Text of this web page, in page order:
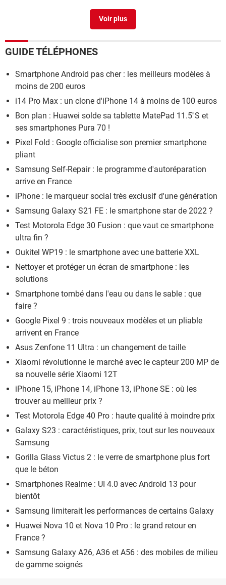
GUIDE TÉLÉPHONES
Smartphone Android pas cher : les meilleurs modèles à
moins de 200 euros
i14 Pro Max : un clone d'iPhone 14 à moins de 100 euros
Bon plan : Huawei solde sa tablette MatePad 11.5''S et
ses smartphones Pura 70 !
Pixel Fold : Google officialise son premier smartphone
pliant
Samsung Self-Repair : le programme d'autoréparation
arrive en France
iPhone : le marqueur social très exclusif d'une génération
Samsung Galaxy S21 FE : le smartphone star de 2022 ?
Test Motorola Edge 30 Fusion : que vaut ce smartphone
ultra fin ?
Oukitel WP19 : le smartphone avec une batterie XXL
Nettoyer et protéger un écran de smartphone : les
solutions
Smartphone tombé dans l'eau ou dans le sable : que
faire ?
Google Pixel 9 : trois nouveaux modèles et un pliable
arrivent en France
Asus Zenfone 11 Ultra : un changement de taille
Xiaomi révolutionne le marché avec le capteur 200 MP de
sa nouvelle série Xiaomi 12T
iPhone 15, iPhone 14, iPhone 13, iPhone SE : où les
trouver au meilleur prix ?
Test Motorola Edge 40 Pro : haute qualité à moindre prix
Galaxy S23 : caractéristiques, prix, tout sur les nouveaux
Samsung
Gorilla Glass Victus 2 : le verre de smartphone plus fort
que le béton
Smartphones Realme : UI 4.0 avec Android 13 pour
bientôt
Samsung limiterait les performances de certains Galaxy
Huawei Nova 10 et Nova 10 Pro : le grand retour en
France ?
Samsung Galaxy A26, A36 et A56 : des mobiles de milieu
de gamme soignés